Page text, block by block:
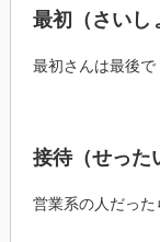
最初（さいし
最初さんは最後で
接待（せった
営業系の人だった